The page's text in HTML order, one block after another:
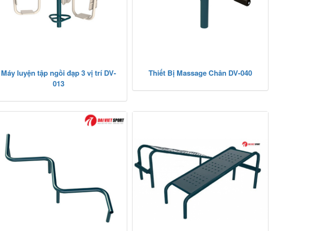
Máy luyện tập ngồi đạp 3 vị trí DV-
013
Thiết Bị Massage Chân DV-040